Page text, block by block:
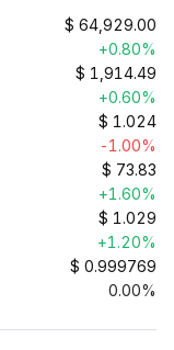
$ 64,929.00
+0.80%
$ 1,914.49
+0.60%
$ 1.024
-1.00%
$ 73.83
+1.60%
$ 1.029
+1.20%
$ 0.999769
0.00%